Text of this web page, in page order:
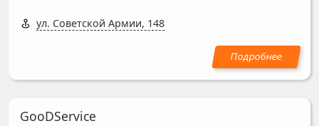
ул. Советской Армии, 148
GooDService